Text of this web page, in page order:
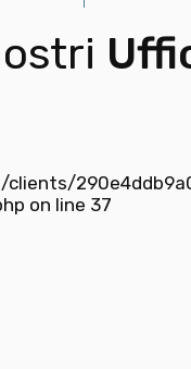
clients/
on line 37